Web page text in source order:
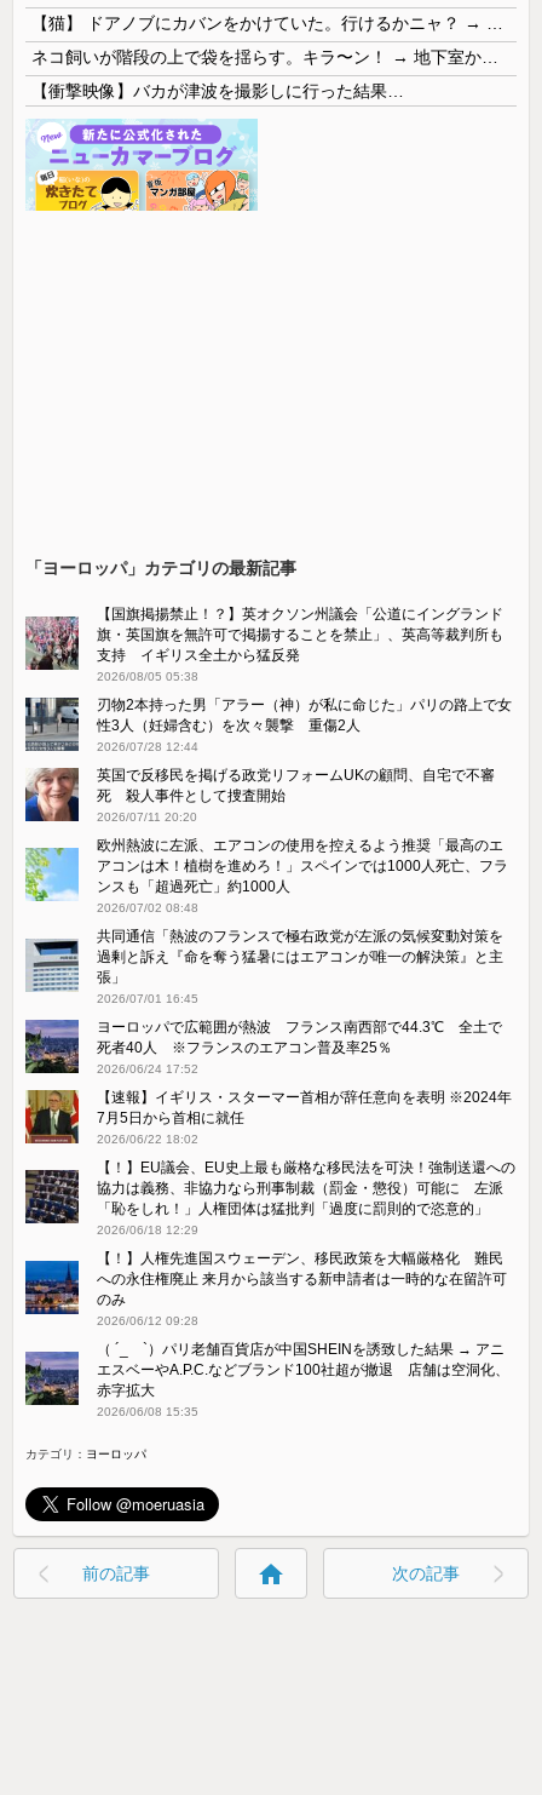
【衝撃映像】バカが津波を撮影しに行った結果…
「ヨーロッパ」カテゴリの最新記事
【国旗掲揚禁止！？】英オクソン州議会「公道にイングランド
旗・英国旗を無許可で掲揚することを禁止」、英高等裁判所も
支持 イギリス全土から猛反発
2026/08/05 05:38
刃物2本持った男「アラー（神）が私に命じた」パリの路上で女
性3人（妊婦含む）を次々襲撃 重傷2人
2026/07/28 12:44
英国で反移民を掲げる政党リフォームUKの顧問、自宅で不審
死 殺人事件として捜査開始
2026/07/11 20:20
欧州熱波に左派、エアコンの使用を控えるよう推奨「最高のエ
アコンは木！植樹を進めろ！」スペインでは1000人死亡、フラ
ンスも「超過死亡」約1000人
2026/07/02 08:48
共同通信「熱波のフランスで極右政党が左派の気候変動対策を
過剰と訴え『命を奪う猛暑にはエアコンが唯一の解決策』と主
張」
2026/07/01 16:45
ヨーロッパで広範囲が熱波 フランス南西部で44.3℃ 全土で
死者40人 ※フランスのエアコン普及率25％
2026/06/24 17:52
【速報】イギリス・スターマー首相が辞任意向を表明 ※2024年
7月5日から首相に就任
2026/06/22 18:02
【！】EU議会、EU史上最も厳格な移民法を可決！強制送還への
協力は義務、非協力なら刑事制裁（罰金・懲役）可能に 左派
「恥をしれ！」人権団体は猛批判「過度に罰則的で恣意的」
2026/06/18 12:29
【！】人権先進国スウェーデン、移民政策を大幅厳格化 難民
への永住権廃止 来月から該当する新申請者は一時的な在留許可
のみ
2026/06/12 09:28
（ ´_ゝ`）パリ老舗百貨店が中国SHEINを誘致した結果 → アニ
エスベーやA.P.C.などブランド100社超が撤退 店舗は空洞化、
赤字拡大
2026/06/08 15:35
カテゴリ： ヨーロッパ
前の記事 home 次の記事